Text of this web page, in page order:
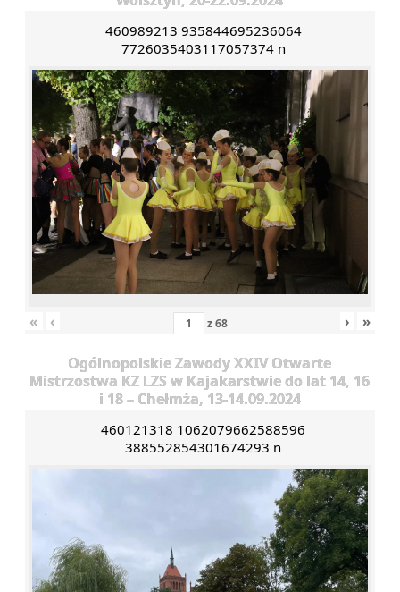
460989213 935844695236064
7726035403117057374 n
« ‹ z68 › »
Ogólnopolskie Zawody XXIV Otwarte
Mistrzostwa KZ LZS w Kajakarstwie do lat 14, 16
i 18 – Chełmża, 13-14.09.2024
460121318 1062079662588596
388552854301674293 n